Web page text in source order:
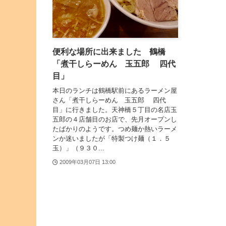
便利な場所に出来ました 鶴橋
「煮干しらーめん 玉五郎 四代
目」
本日のランチは鶴橋駅前にあるラーメン屋
さん「煮干しらーめん 玉五郎 四代
目」に行きました。天神橋５丁目の名店玉
五郎の４店舗目のお店で、先月オープンし
たばかりのようです。つめ麺か熱いラーメ
ンか迷いましたが「特製つけ麺（１．５
玉）」（９３０...
2009年03月07日 13:00